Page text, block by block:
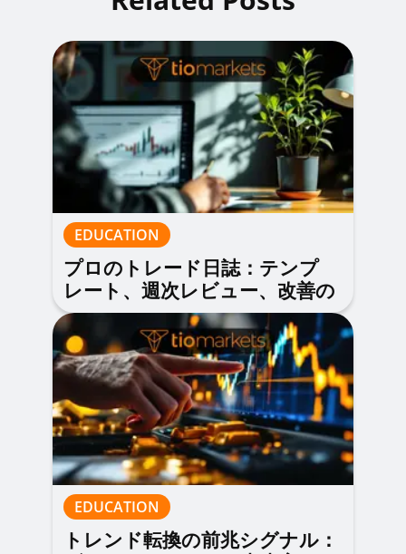
EDUCATION
プロのトレード日誌：テンプ
レート、週次レビュー、改善の
回し方
EDUCATION
トレンド転換の前兆シグナル：